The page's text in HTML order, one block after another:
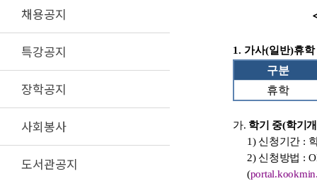
채용공지
특강공지
장학공지
사회봉사
도서관공지
1. 가사(일반)휴
구분
휴학
가. 학기 중(학기
1) 신청기간 :
2) 신청방법 :
(